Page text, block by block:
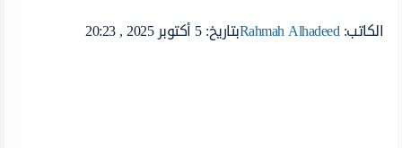
الكاتب:Rahmah Alhadeedبتاريخ: 5 أكتوبر 2025 , 20:23